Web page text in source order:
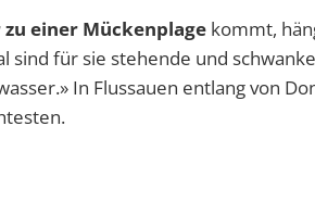
zu einer Mückenplage kommt,
sind für sie stehende und
In Flussauen entlang von